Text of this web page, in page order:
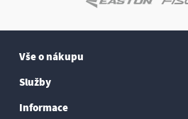
Vše o nákupu
Služby
Informace